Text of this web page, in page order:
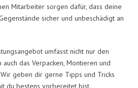
Mitarbeiter sorgen dafür, dass deine
sicher und unbeschädigt an
umfasst nicht nur den
das Verpacken, Montieren und
geben dir gerne Tipps und Tricks
du bestens vorbereitet bist.